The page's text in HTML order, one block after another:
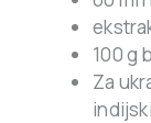
100 g
Za